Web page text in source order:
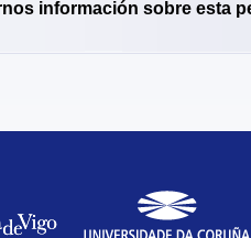
información sobre esta